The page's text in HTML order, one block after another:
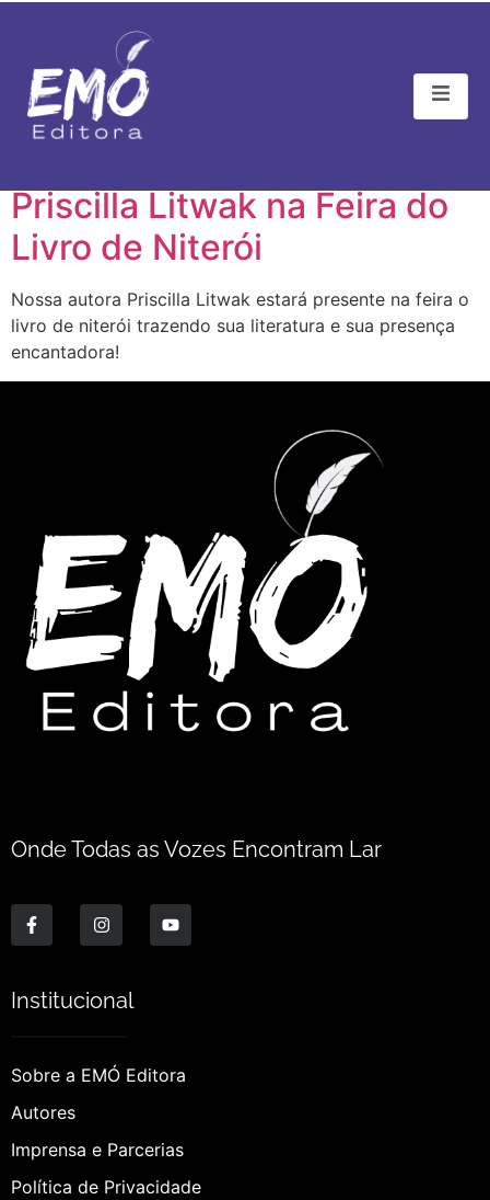
Tag:niterói
Priscilla Litwak na Feira do
Livro de Niterói
Nossa autora Priscilla Litwak estará presente na feira o
livro de niterói trazendo sua literatura e sua presença
encantadora!
Onde Todas as Vozes Encontram Lar
Institucional
Sobre a EMÓ Editora
Autores
Imprensa e Parcerias
Política de Privacidade